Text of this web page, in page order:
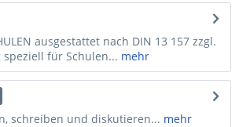
ausgestattet nach DIN 13 157 zzgl.
für Schulen... mehr
schreiben und diskutieren... mehr